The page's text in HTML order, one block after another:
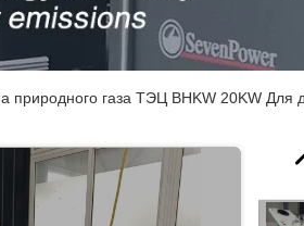
природного газа ТЭЦ BHKW 20KW Для